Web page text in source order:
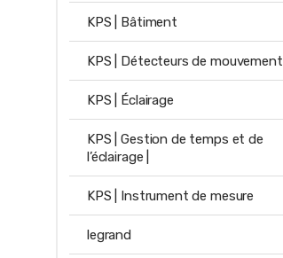
KPS | Bâtiment
KPS | Détecteurs de mouvement
KPS | Éclairage
KPS | Gestion de temps et de
l’éclairage |
KPS | Instrument de mesure
legrand